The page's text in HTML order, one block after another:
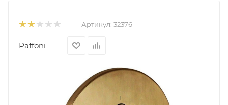
Артикул: 32376
Paffoni